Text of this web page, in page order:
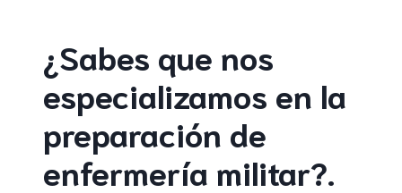
¿Sabes que nos
especializamos en la
preparación de
enfermería militar?.